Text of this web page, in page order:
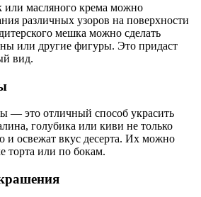
или масляного крема можно
различных узоров на поверхности
мешка можно сделать
или другие фигуры. Это придаст
вид.
— это отличный способ украсить
голубика или киви не только
и освежат вкус десерта. Их можно
торта или по бокам.